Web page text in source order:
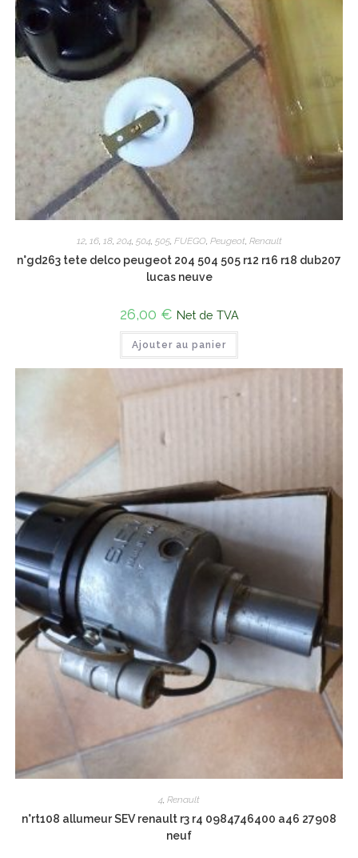
12, 16, 18, 204, 504, 505, FUEGO, Peugeot, Renault
n°gd263 tete delco peugeot 204 504 505 r12 r16 r18 dub207
lucas neuve
26,00 € Net de TVA
Ajouter au panier
4, Renault
n°rt108 allumeur SEV renault r3 r4 0984746400 a46 27908
neuf